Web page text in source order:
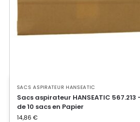
SACS ASPIRATEUR HANSEATIC
Sacs aspirateur HANSEATIC 567.213
de 10 sacs en Papier
14,86 €